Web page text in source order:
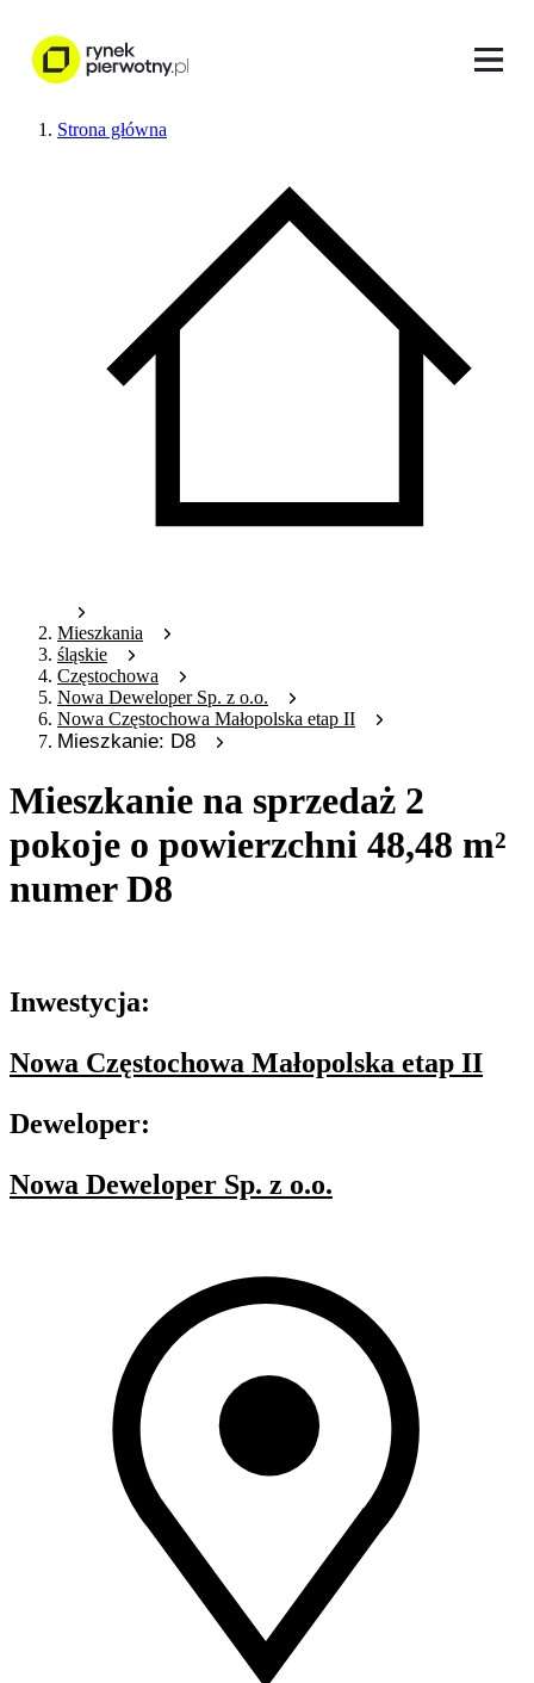
Strona główna
Mieszkania
śląskie
Częstochowa
Nowa Deweloper Sp. z o.o.
Nowa Częstochowa Małopolska etap II
Mieszkanie: D8
Mieszkanie na sprzedaż 2
pokoje o powierzchni 48,48 m²
numer D8
Inwestycja:
Nowa Częstochowa Małopolska etap II
Deweloper:
Nowa Deweloper Sp. z o.o.